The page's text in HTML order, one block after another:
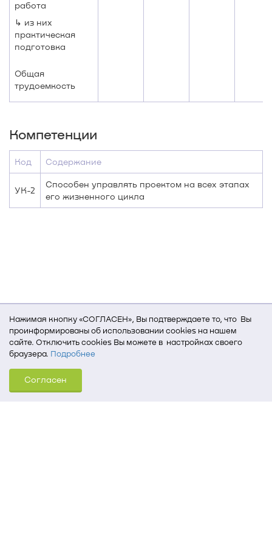
Нажимая кнопку «СОГЛАСЕН», Вы подтверждаете то, что Вы
проинформированы об использовании cookies на нашем
сайте. Отключить cookies Вы можете в настройках своего
браузера. Подробнее
Для того, чтобы мы могли качественно предоставить Вам
услуги, мы используем cookies, которые сохраняются
на Вашем компьютере (Сведения о местоположении; ip-адрес;
Согласен
работа
↳ из них
практическая
подготовка
Общая
трудоемкость
Компетенции
Код Содержание
УК-2
Способен управлять проектом на всех этапах
его жизненного цикла